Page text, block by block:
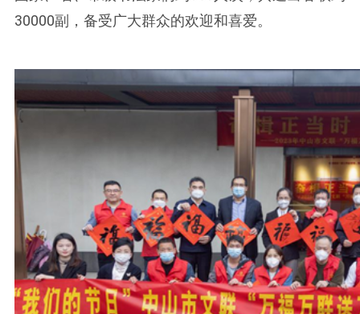
30000副，备受广大群众的欢迎和喜爱。